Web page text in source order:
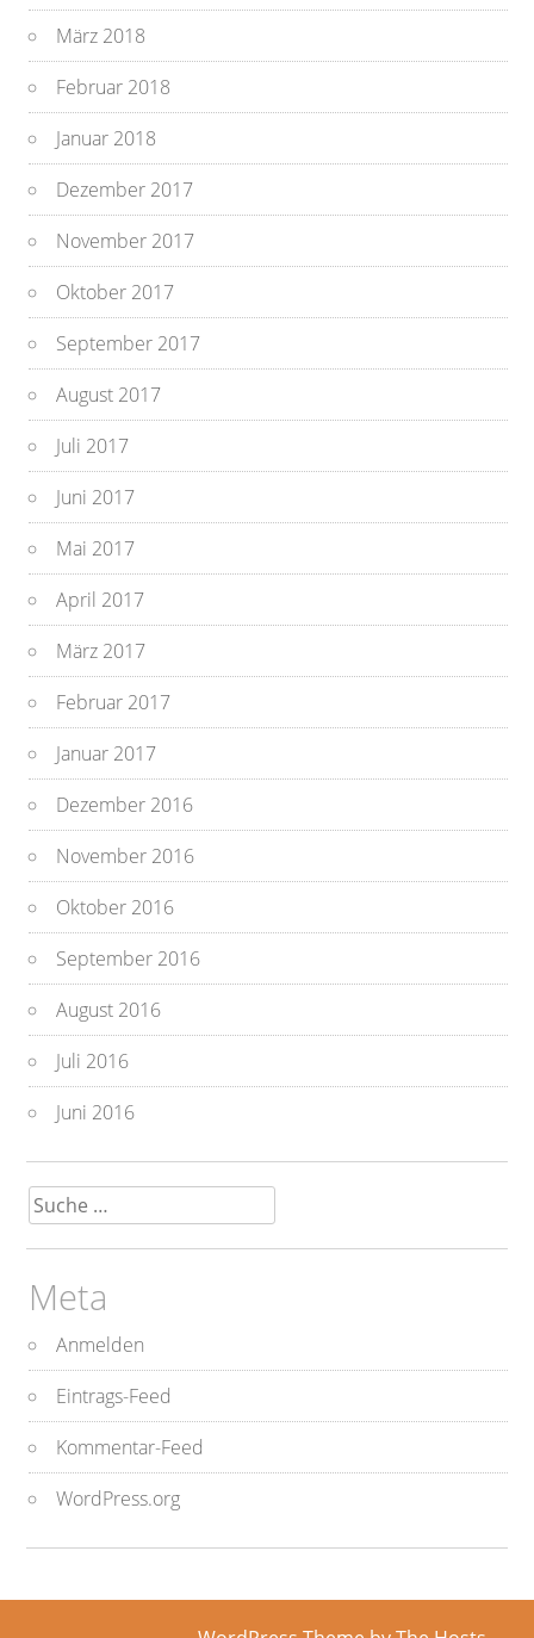
März 2018
Februar 2018
Januar 2018
Dezember 2017
November 2017
Oktober 2017
September 2017
August 2017
Juli 2017
Juni 2017
Mai 2017
April 2017
März 2017
Februar 2017
Januar 2017
Dezember 2016
November 2016
Oktober 2016
September 2016
August 2016
Juli 2016
Juni 2016
Suche
nach:
Meta
Anmelden
Eintrags-Feed
Kommentar-Feed
WordPress.org